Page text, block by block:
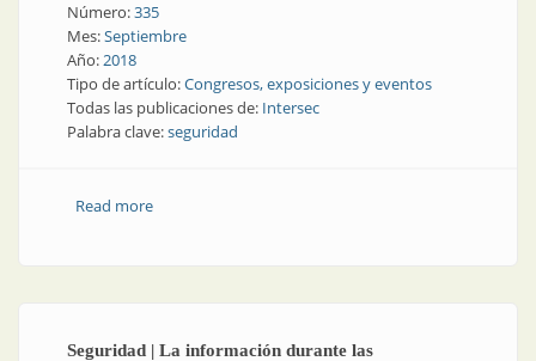
Número:335
Mes:Septiembre
Año:2018
Tipo de artículo:Congresos, exposiciones y eventos
Todas las publicaciones de: Intersec
Palabra clave:seguridad
Read moreabout Seguridad | Una exposición que coronó el
Seguridad | La información durante las